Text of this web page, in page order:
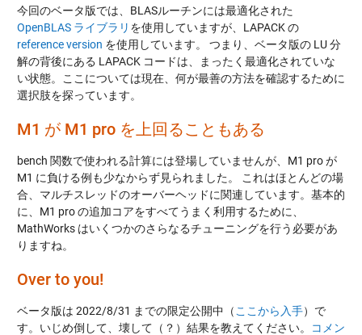
今回のベータ版では、BLASルーチンには最適化された
OpenBLAS ライブラリ を使用していますが、LAPACK の
reference version を使用しています。 つまり、ベータ版の LU 分
解の背後にある LAPACK コードは、まったく最適化されていな
い状態。ここについては現在、何が最善の方法を確認するために
選択肢を探っています。
M1 が M1 pro を上回ることもある
bench 関数で使われる計算には登場していませんが、M1 pro が
M1 に負ける例も少なからず見られました。 これはほとんどの場
合、マルチスレッドのオーバーヘッドに関連しています。基本的
に、M1 pro の追加コアをすべてうまく利用するために、
MathWorks はいくつかのさらなるチューニングを行う必要があ
りますね。
Over to you!
ベータ版は 2022/8/31 までの限定公開中（ ここから入手）で
す。いじめ倒して、壊して（？）結果を教えてください。
コメン